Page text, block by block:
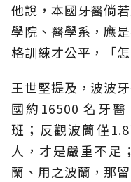
他說，本國牙醫倘
學院、醫學系，應
格訓練才公平，「
王世堅提及，波波
國約16500 名牙
班；反觀波蘭僅
人，才是嚴重不足
蘭、用之波蘭，那